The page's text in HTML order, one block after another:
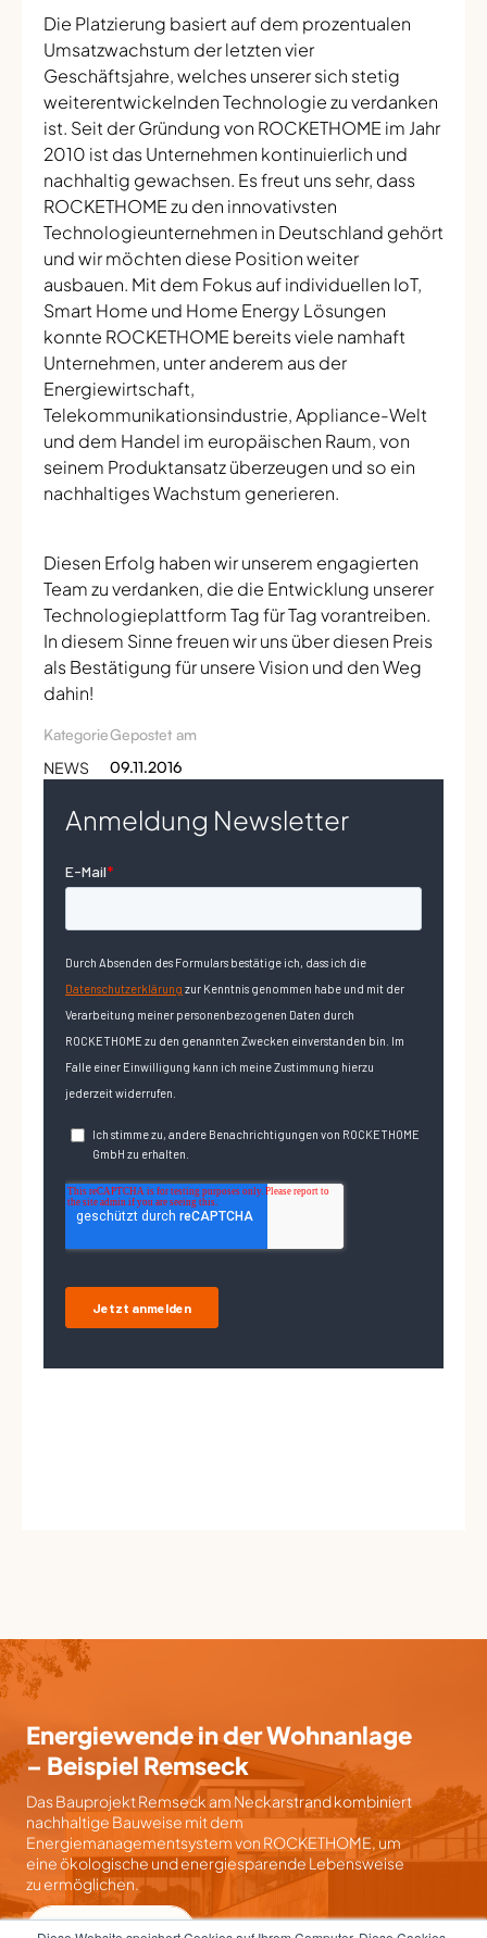
Die Platzierung basiert auf dem prozentualen
Umsatzwachstum der letzten vier
Geschäftsjahre, welches unserer sich stetig
weiterentwickelnden Technologie zu verdanken
ist. Seit der Gründung von ROCKETHOME im Jahr
2010 ist das Unternehmen kontinuierlich und
nachhaltig gewachsen. Es freut uns sehr, dass
ROCKETHOME zu den innovativsten
Technologieunternehmen in Deutschland gehört
und wir möchten diese Position weiter
ausbauen. Mit dem Fokus auf individuellen IoT,
Smart Home und Home Energy Lösungen
konnte ROCKETHOME bereits viele namhaft
Unternehmen, unter anderem aus der
Energiewirtschaft,
Telekommunikationsindustrie, Appliance-Welt
und dem Handel im europäischen Raum, von
seinem Produktansatz überzeugen und so ein
nachhaltiges Wachstum generieren.
Diesen Erfolg haben wir unserem engagierten
Team zu verdanken, die die Entwicklung unserer
Technologieplattform Tag für Tag vorantreiben.
In diesem Sinne freuen wir uns über diesen Preis
als Bestätigung für unsere Vision und den Weg
dahin!
Kategorie
NEWS
Gepostet am
09.11.2016
Anmeldung Newsletter
Energiewende in der Wohnanlage
– Beispiel Remseck
Das Bauprojekt Remseck am Neckarstrand kombiniert
nachhaltige Bauweise mit dem
Energiemanagementsystem von ROCKETHOME, um
eine ökologische und energiesparende Lebensweise
zu ermöglichen.
Mehr erfahren